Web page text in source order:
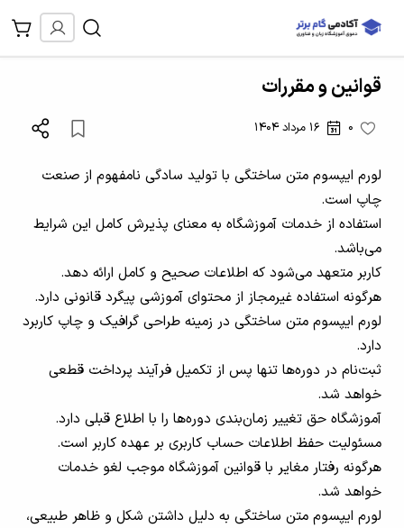
قوانین و مقررات
0 16 مرداد 1404
لورم ایپسوم متن ساختگی با تولید سادگی نامفهوم از صنعت
چاپ است.
استفاده از خدمات آموزشگاه به معنای پذیرش کامل این شرایط
می‌باشد.
کاربر متعهد می‌شود که اطلاعات صحیح و کامل ارائه دهد.
هرگونه استفاده غیرمجاز از محتوای آموزشی پیگرد قانونی دارد.
لورم ایپسوم متن ساختگی در زمینه طراحی گرافیک و چاپ کاربرد
دارد.
ثبت‌نام در دوره‌ها تنها پس از تکمیل فرآیند پرداخت قطعی
خواهد شد.
آموزشگاه حق تغییر زمان‌بندی دوره‌ها را با اطلاع قبلی دارد.
مسئولیت حفظ اطلاعات حساب کاربری بر عهده کاربر است.
هرگونه رفتار مغایر با قوانین آموزشگاه موجب لغو خدمات
خواهد شد.
لورم ایپسوم متن ساختگی به دلیل داشتن شکل و ظاهر طبیعی،